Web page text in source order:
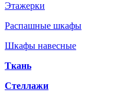
Этажерки
Распашные шкафы
Шкафы навесные
Ткань
Стеллажи